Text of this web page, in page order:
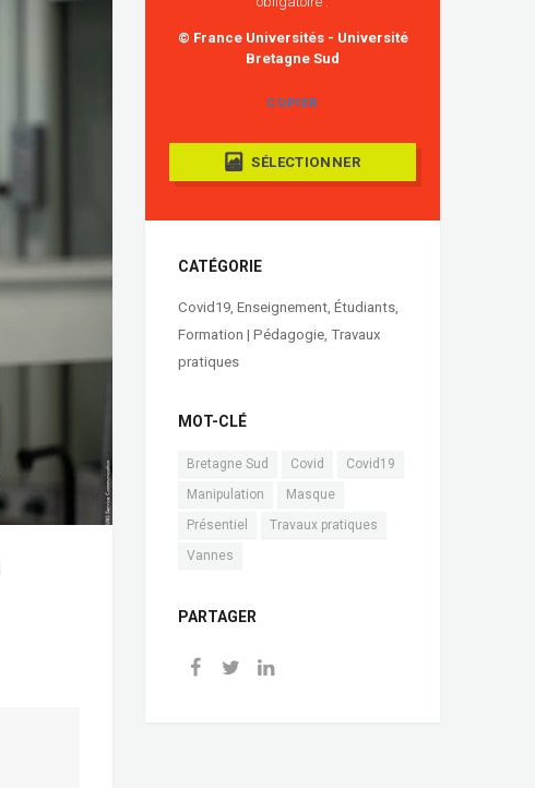
© France Universités - Université
Bretagne Sud
COPIER
SÉLECTIONNER
CATÉGORIE
Covid19, Enseignement, Étudiants,
Formation | Pédagogie, Travaux
pratiques
MOT-CLÉ
Bretagne Sud Covid
Covid19
Manipulation
Masque
Présentiel
Travaux pratiques
Vannes
PARTAGER